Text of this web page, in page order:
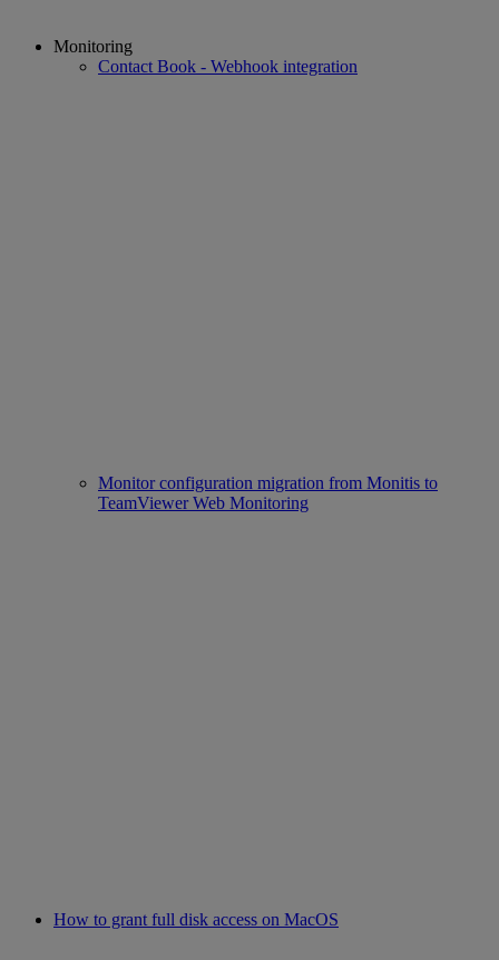
Monitoring
Contact Book - Webhook integration
Monitor configuration migration from Monitis to
TeamViewer Web Monitoring
How to grant full disk access on MacOS